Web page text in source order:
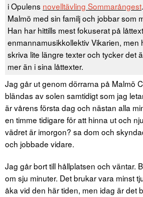
i Opulens novelltävling Sommarångest
Malmö med sin familj och jobbar som
Han har hittills mest fokuserat på
enmannamusikkollektiv Vikarien, men
skriva lite längre texter och tycker det
mer än i sina låttexter.
Jag går ut genom dörrarna på Malmö
bländas av solen samtidigt som jag
är vårens första dag och nästan alla
en timme tidigare för att hinna ut och
vädret är imorgon? sa dom och
och jobbade vidare.
Jag går bort till hållplatsen och väntar.
om sju minuter. Det brukar vara minst
åka vid den här tiden, men idag är det